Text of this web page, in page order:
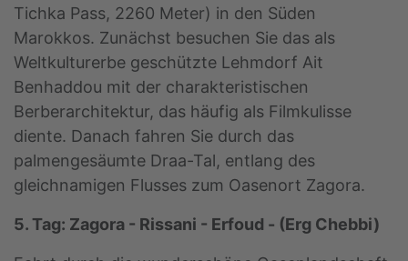
Tichka Pass, 2260 Meter) in den Süden
Marokkos. Zunächst besuchen Sie das als
Weltkulturerbe geschützte Lehmdorf Ait
Benhaddou mit der charakteristischen
Berberarchitektur, das häufig als Filmkulisse
diente. Danach fahren Sie durch das
palmengesäumte Draa-Tal, entlang des
gleichnamigen Flusses zum Oasenort Zagora.
5. Tag: Zagora - Rissani - Erfoud - (Erg Chebbi)